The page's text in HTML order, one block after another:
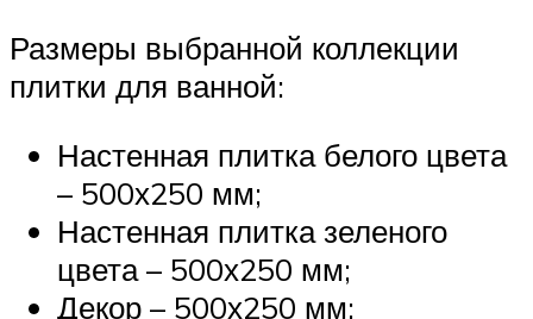
Размеры выбранной коллекции
плитки для ванной:
Настенная плитка белого цвета
– 500х250 мм;
Настенная плитка зеленого
цвета – 500х250 мм;
Декор – 500х250 мм;